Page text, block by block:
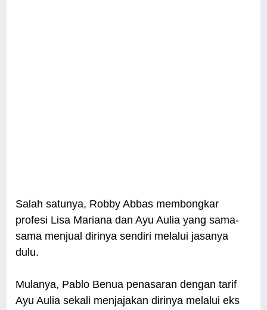
Salah satunya, Robby Abbas membongkar
profesi Lisa Mariana dan Ayu Aulia yang sama-
sama menjual dirinya sendiri melalui jasanya
dulu.
Mulanya, Pablo Benua penasaran dengan tarif
Ayu Aulia sekali menjajakan dirinya melalui eks